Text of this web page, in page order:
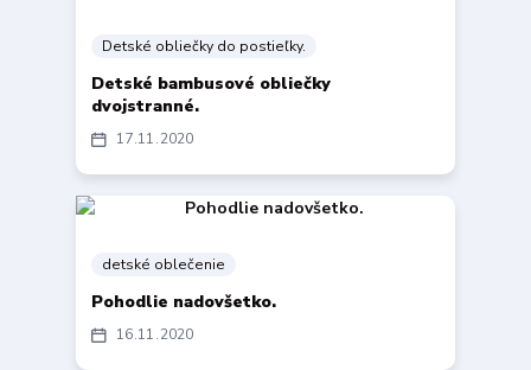
17 11 2020
Detské obliečky do postieľky.
Detské bambusové obliečky
dvojstranné.
16 11 2020
detské oblečenie
Pohodlie nadovšetko.